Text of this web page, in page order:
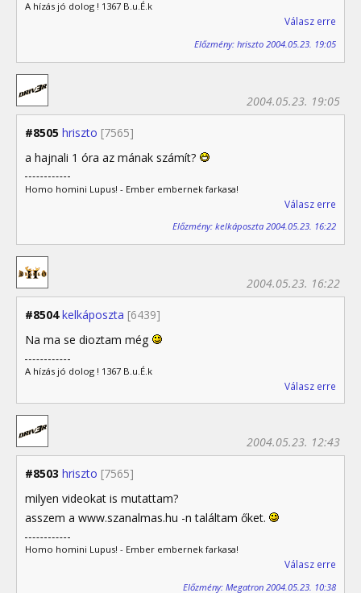
A hízás jó dolog ! 1367 B.u.É.k
Válasz erre
Előzmény: hriszto 2004.05.23. 19:05
#8505 hriszto [7565]
2004.05.23. 19:05
a hajnali 1 óra az mának számít?
Homo homini Lupus! - Ember embernek farkasa!
Válasz erre
Előzmény: kelkáposzta 2004.05.23. 16:22
#8504 kelkáposzta [6439]
2004.05.23. 16:22
Na ma se dioztam még
A hízás jó dolog ! 1367 B.u.É.k
Válasz erre
#8503 hriszto [7565]
2004.05.23. 12:43
milyen videokat is mutattam?
asszem a www.szanalmas.hu -n találtam őket.
Homo homini Lupus! - Ember embernek farkasa!
Válasz erre
Előzmény: Megatron 2004.05.23. 10:38